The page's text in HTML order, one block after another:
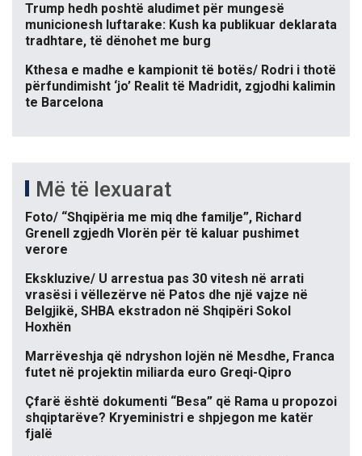
Trump hedh poshtë aludimet për mungesë
municionesh luftarake: Kush ka publikuar deklarata
tradhtare, të dënohet me burg
Kthesa e madhe e kampionit të botës/ Rodri i thotë
përfundimisht ‘jo’ Realit të Madridit, zgjodhi kalimin
te Barcelona
Më të lexuarat
Foto/ “Shqipëria me miq dhe familje”, Richard
Grenell zgjedh Vlorën për të kaluar pushimet
verore
Ekskluzive/ U arrestua pas 30 vitesh në arrati
vrasësi i vëllezërve në Patos dhe një vajze në
Belgjikë, SHBA ekstradon në Shqipëri Sokol
Hoxhën
Marrëveshja që ndryshon lojën në Mesdhe, Franca
futet në projektin miliarda euro Greqi-Qipro
Çfarë është dokumenti “Besa” që Rama u propozoi
shqiptarëve? Kryeministri e shpjegon me katër
fjalë